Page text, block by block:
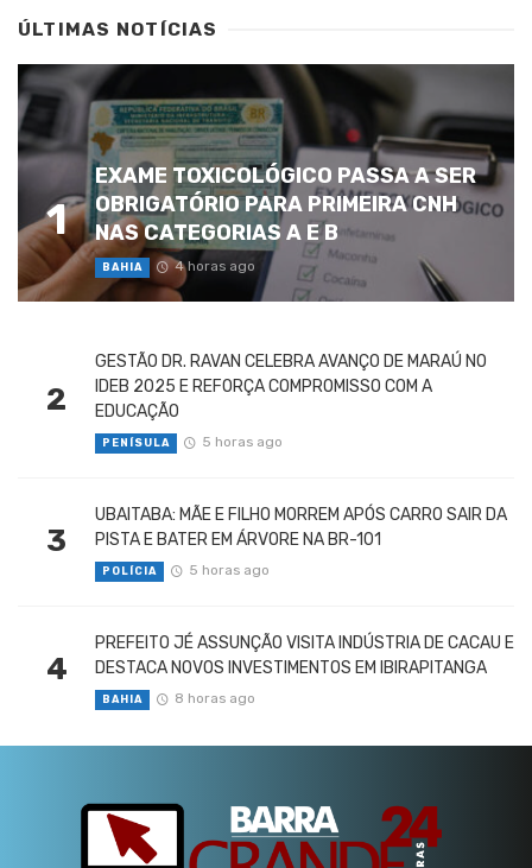
ÚLTIMAS NOTÍCIAS
1
EXAME TOXICOLÓGICO PASSA A SER
OBRIGATÓRIO PARA PRIMEIRA CNH
NAS CATEGORIAS A E B
BAHIA 4 horas ago
2
GESTÃO DR. RAVAN CELEBRA AVANÇO DE MARAÚ NO
IDEB 2025 E REFORÇA COMPROMISSO COM A
EDUCAÇÃO
PENÍSULA 5 horas ago
3
UBAITABA: MÃE E FILHO MORREM APÓS CARRO SAIR DA
PISTA E BATER EM ÁRVORE NA BR-101
POLÍCIA 5 horas ago
4
PREFEITO JÉ ASSUNÇÃO VISITA INDÚSTRIA DE CACAU E
DESTACA NOVOS INVESTIMENTOS EM IBIRAPITANGA
BAHIA 8 horas ago